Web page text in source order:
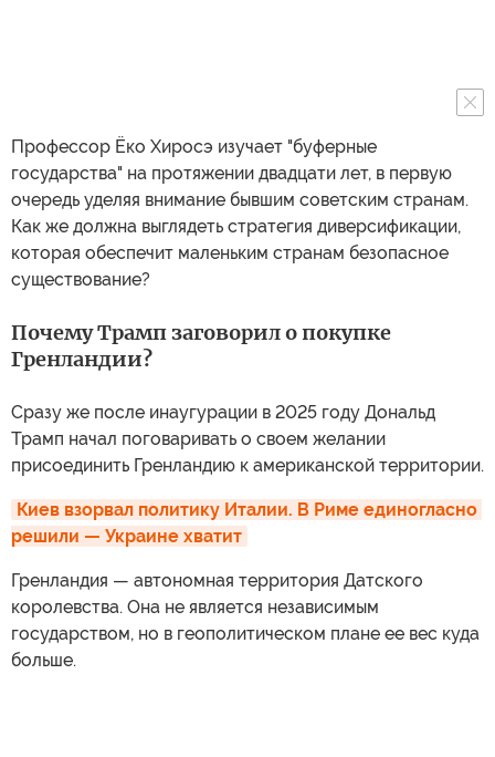
Профессор Ёко Хиросэ изучает "буферные
государства" на протяжении двадцати лет, в первую
очередь уделяя внимание бывшим советским странам.
Как же должна выглядеть стратегия диверсификации,
которая обеспечит маленьким странам безопасное
существование?
Почему Трамп заговорил о покупке
Гренландии?
Сразу же после инаугурации в 2025 году Дональд
Трамп начал поговаривать о своем желании
присоединить Гренландию к американской территории.
Киев взорвал политику Италии. В Риме единогласно
решили — Украине хватит
Гренландия — автономная территория Датского
королевства. Она не является независимым
государством, но в геополитическом плане ее вес куда
больше.